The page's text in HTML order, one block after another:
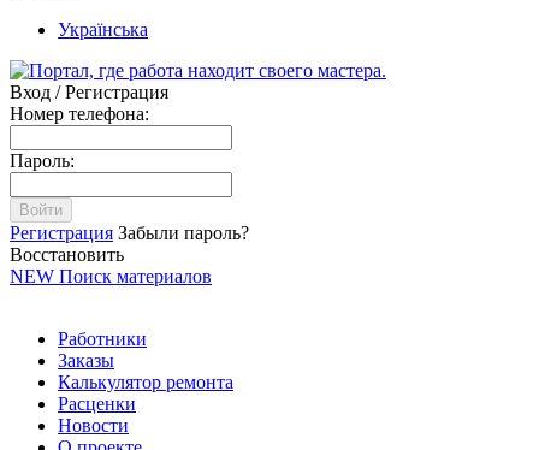
Українська
Вход / Регистрация
Номер телефона:
Пароль:
Войти
Регистрация Забыли пароль?
Восстановить
NEW Поиск материалов
Работники
Заказы
Калькулятор ремонта
Расценки
Новости